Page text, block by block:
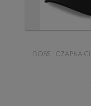
BOSS - CZAPKA